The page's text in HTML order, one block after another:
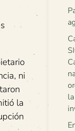
ni
la